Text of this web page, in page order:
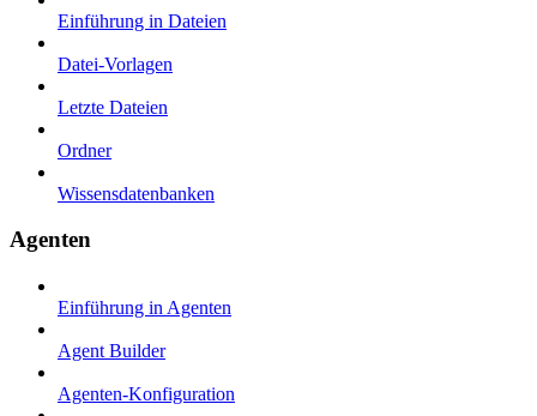
Einführung in Dateien
Datei-Vorlagen
Letzte Dateien
Ordner
Wissensdatenbanken
Agenten
Einführung in Agenten
Agent Builder
Agenten-Konfiguration